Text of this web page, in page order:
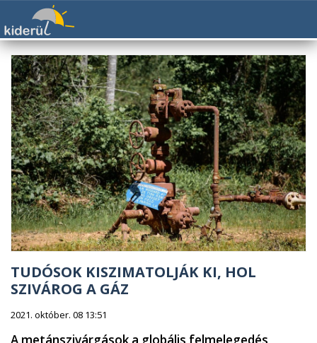
TUDÓSOK KISZIMATOLJÁK KI, HOL
SZIVÁROG A GÁZ
2021. október. 08 13:51